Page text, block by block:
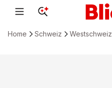
Home Schweiz Westschweiz